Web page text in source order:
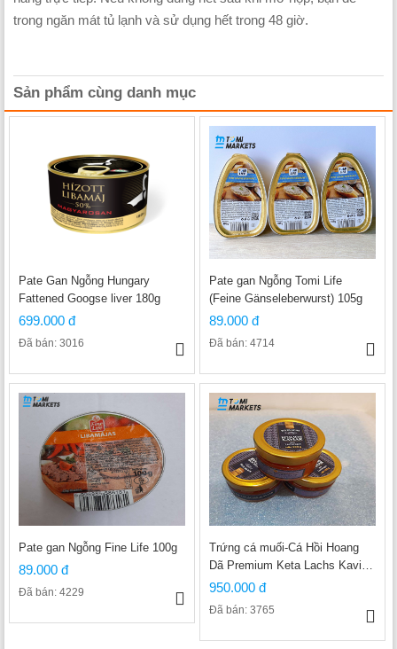
trong ngăn mát tủ lạnh và sử dụng hết trong 48 giờ.
Sản phẩm cùng danh mục
Pate Gan Ngỗng Hungary
Fattened Googse liver 180g
699.000 đ
Đã bán: 3016
Pate gan Ngỗng Tomi Life
(Feine Gänseleberwurst) 105g
89.000 đ
Đã bán: 4714
Pate gan Ngỗng Fine Life 100g
89.000 đ
Đã bán: 4229
Trứng cá muối-Cá Hồi Hoang
Dã Premium Keta Lachs Kaviar
100g
950.000 đ
Đã bán: 3765